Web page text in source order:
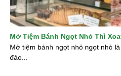
Mở Tiệm Bánh Ngọt Nhỏ Thì
Mở tiệm bánh ngọt nhỏ ngọt nhỏ
đáo...